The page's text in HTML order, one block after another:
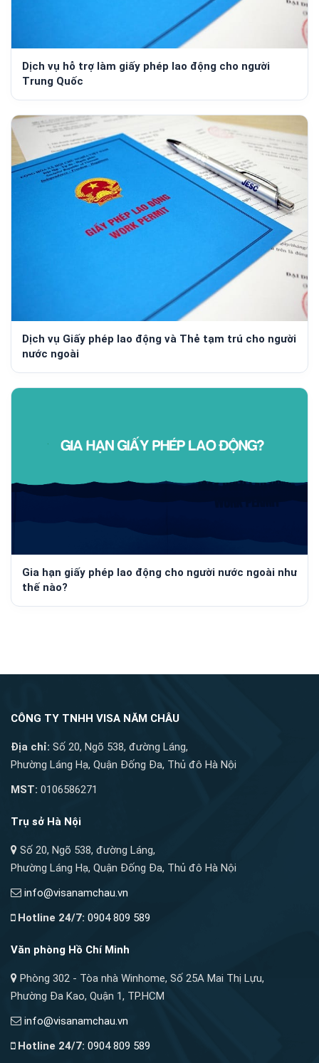
Dịch vụ hỗ trợ làm giấy phép lao động cho người
Trung Quốc
Dịch vụ Giấy phép lao động và Thẻ tạm trú cho người
nước ngoài
Gia hạn giấy phép lao động cho người nước ngoài như
thế nào?
CÔNG TY TNHH VISA NĂM CHÂU
Địa chỉ: Số 20, Ngõ 538, đường Láng,
Phường Láng Hạ, Quận Đống Đa, Thủ đô Hà Nội
MST: 0106586271
Trụ sở Hà Nội
Số 20, Ngõ 538, đường Láng,
Phường Láng Hạ, Quận Đống Đa, Thủ đô Hà Nội
info@visanamchau.vn
Hotline 24/7: 0904 809 589
Văn phòng Hồ Chí Minh
Phòng 302 - Tòa nhà Winhome, Số 25A Mai Thị Lựu,
Phường Đa Kao, Quận 1, TP.HCM
info@visanamchau.vn
Hotline 24/7: 0904 809 589